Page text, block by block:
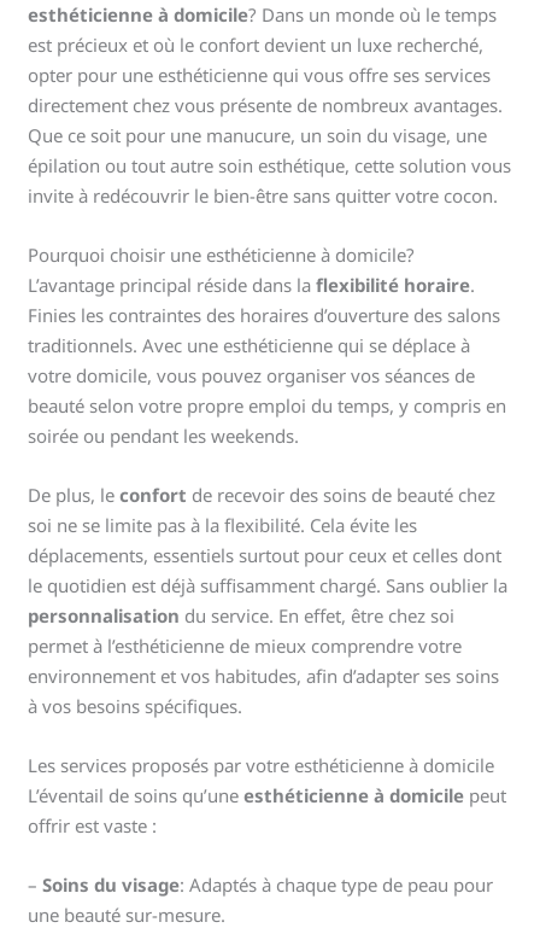
esthéticienne à domicile? Dans un monde où le temps
est précieux et où le confort devient un luxe recherché,
opter pour une esthéticienne qui vous offre ses services
directement chez vous présente de nombreux avantages.
Que ce soit pour une manucure, un soin du visage, une
épilation ou tout autre soin esthétique, cette solution vous
invite à redécouvrir le bien-être sans quitter votre cocon.
Pourquoi choisir une esthéticienne à domicile?
L’avantage principal réside dans laflexibilité horaire.
Finies les contraintes des horaires d’ouverture des salons
traditionnels. Avec une esthéticienne qui se déplace à
votre domicile, vous pouvez organiser vos séances de
beauté selon votre propre emploi du temps, y compris en
soirée ou pendant les weekends.
De plus, leconfort de recevoir des soins de beauté chez
soi ne se limite pas à la flexibilité. Cela évite les
déplacements, essentiels surtout pour ceux et celles dont
le quotidien est déjà suffisamment chargé. Sans oublier la
personnalisation du service. En effet, être chez soi
permet à l’esthéticienne de mieux comprendre votre
environnement et vos habitudes, afin d’adapter ses soins
à vos besoins spécifiques.
Les services proposés par votre esthéticienne à domicile
L’éventail de soins qu’uneesthéticienne à domicile peut
offrir est vaste :
–Soins du visage: Adaptés à chaque type de peau pour
une beauté sur-mesure.